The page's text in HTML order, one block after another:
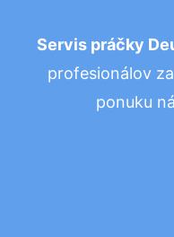
Servis práčky
profesionálov
ponuku